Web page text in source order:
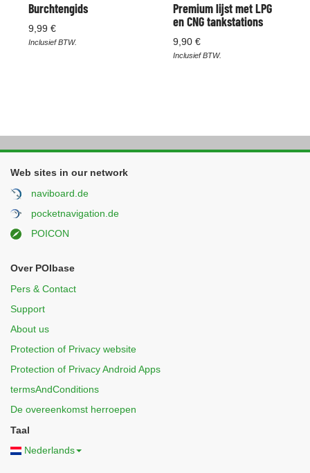
Burchtengids
9,99 €
Inclusief BTW.
Premium lijst met LPG
en CNG tankstations
9,90 €
Inclusief BTW.
Web sites in our network
naviboard.de
pocketnavigation.de
POICON
Over POIbase
Pers & Contact
Support
About us
Protection of Privacy website
Protection of Privacy Android Apps
termsAndConditions
De overeenkomst herroepen
Taal
Nederlands